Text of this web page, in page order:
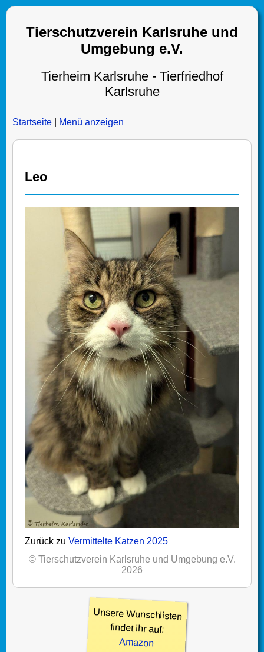
Tierschutzverein Karlsruhe und
Umgebung e.V.
Tierheim Karlsruhe - Tierfriedhof
Karlsruhe
Startseite Menü anzeigen
Leo
Zurück zu Vermittelte Katzen 2025
© Tierschutzverein Karlsruhe und Umgebung e.V.
2026
Unsere Wunschlisten
findet ihr auf:
Amazon